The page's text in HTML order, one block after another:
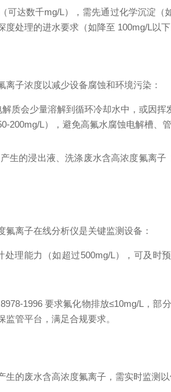
达数千mg/L），需先通过化学沉淀
处理的进水要求（如降至 100mg/L以下
子浓度以减少设备腐蚀和环境污染：
质会少量溶解到循环冷却水中，或因
L），避免高氟水腐蚀电解槽、
生的浸出液、洗涤废水含高浓度氟离
离子在线分析仪是关键监测设备：
理能力（如超过500mg/L），可及
1996 要求氟化物排放≤10mg/L，
管平台，满足合规要求。
的废水含高浓度氟离子，需实时监测以